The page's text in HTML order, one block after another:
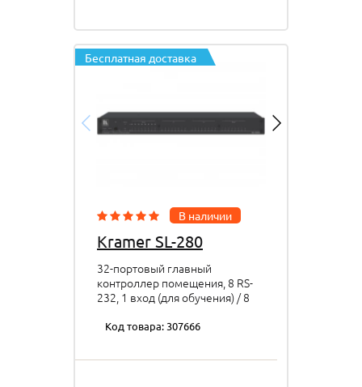
Бесплатная доставка
В наличии
Kramer SL-280
32-портовый главный
контроллер помещения, 8 RS-
232, 1 вход (для обучения) / 8
Ethernet. Работает с ПО
Код товара: 307666